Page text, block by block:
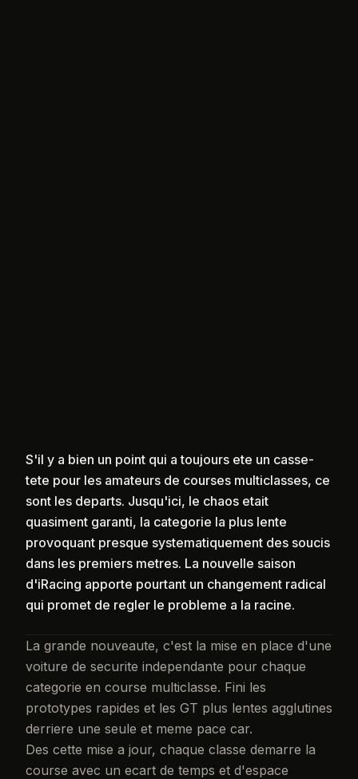
S'il y a bien un point qui a toujours ete un casse-
tete pour les amateurs de courses multiclasses, ce
sont les departs. Jusqu'ici, le chaos etait
quasiment garanti, la categorie la plus lente
provoquant presque systematiquement des soucis
dans les premiers metres. La nouvelle saison
d'iRacing apporte pourtant un changement radical
qui promet de regler le probleme a la racine.
La grande nouveaute, c'est la mise en place d'une
voiture de securite independante pour chaque
categorie en course multiclasse. Fini les
prototypes rapides et les GT plus lentes agglutines
derriere une seule et meme pace car.
Des cette mise a jour, chaque classe demarre la
course avec un ecart de temps et d'espace